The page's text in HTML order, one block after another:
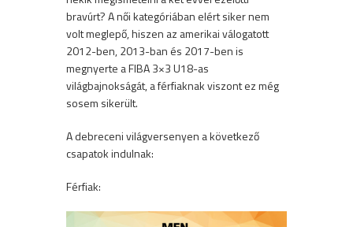
bravúrt? A női kategóriában elért siker nem
volt meglepő, hiszen az amerikai válogatott
2012-ben, 2013-ban és 2017-ben is
megnyerte a FIBA ​​3×3 U18-as
világbajnokságát, a férfiaknak viszont ez még
sosem sikerült.
A debreceni világversenyen a következő
csapatok indulnak:
Férfiak: